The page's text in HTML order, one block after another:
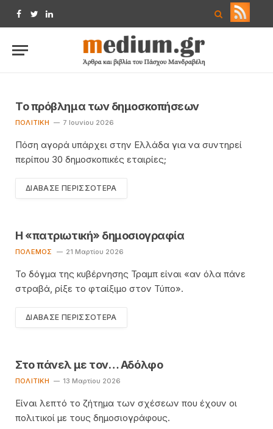
Facebook
TwitterLinkedIn
Το πρόβλημα των δημοσκοπήσεων
ΠΟΛΙΤΙΚΉ 7 Ιουνίου 2026
Πόση αγορά υπάρχει στην Ελλάδα για να συντηρεί
περίπου 30 δημοσκοπικές εταιρίες;
ΔΙΆΒΑΣΕ ΠΕΡΙΣΣΌΤΕΡΑ
Η «πατριωτική» δημοσιογραφία
ΠΌΛΕΜΟΣ 21 Μαρτίου 2026
Το δόγμα της κυβέρνησης Τραμπ είναι «αν όλα πάνε
στραβά, ρίξε το φταίξιμο στον Τύπο».
ΔΙΆΒΑΣΕ ΠΕΡΙΣΣΌΤΕΡΑ
Στο πάνελ με τον… Αδόλφο
ΠΟΛΙΤΙΚΉ 13 Μαρτίου 2026
Είναι λεπτό το ζήτημα των σχέσεων που έχουν οι
πολιτικοί με τους δημοσιογράφους.